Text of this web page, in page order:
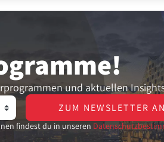
und aktuellen
ZUM NEWSLETTER
findest du in unseren